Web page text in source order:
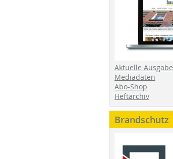
Aktuelle Ausgabe
Mediadaten
Abo-Shop
Heftarchiv
Brandschutz